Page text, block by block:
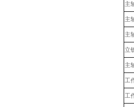
主
主
主
立
主
工
工